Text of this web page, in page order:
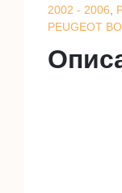
2002 - 2006,
PEUGEOT